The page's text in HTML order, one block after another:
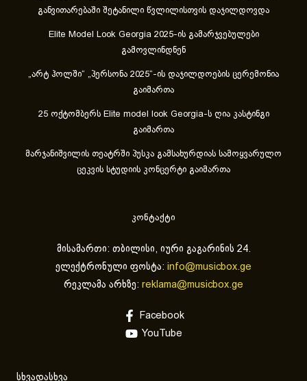
განვითარებაში შეტანილი წვლილისთვის დაჯილდოვდა
Elite Model Look Georgia 2025-ის გამარჯვებულები
გამოვლინდნენ
„არტ ჰოლში“ „პერსონა 2025“-ის დაჯილდოების ცერემონია
გაიმართა
25 ოქტომბერს Elite model look Georgia-ს ღია კასტინგი
გაიმართა
მარჯანიშვილის თეატრში პუსკა გამსახურდიას სამოყვარულო
ცეკვის სტუდიის კონცერტი გაიმართა
კონტაქტი
მისამართი: თბილისი, იური გაგარინის 24.
ელექტრონული ფოსტა: info@musicbox.ge
რეკლამა არხზე: reklama@musicbox.ge
Facebook
YouTube
სხვადასხვა